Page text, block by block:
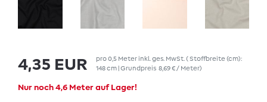
4,35 EUR pro0,5 Meterinkl. ges. MwSt. ( Stoffbreite (cm):
148 cm | Grundpreis 8,69 € / Meter)
Nur noch 4,6 Meter auf Lager!